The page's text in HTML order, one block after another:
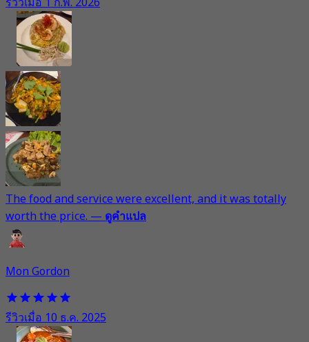
The food and service were excellent, and it was totally
worth the price. — ดูคำแปล
Mon Gordon
รีวิวเมื่อ 10 ธ.ค. 2025